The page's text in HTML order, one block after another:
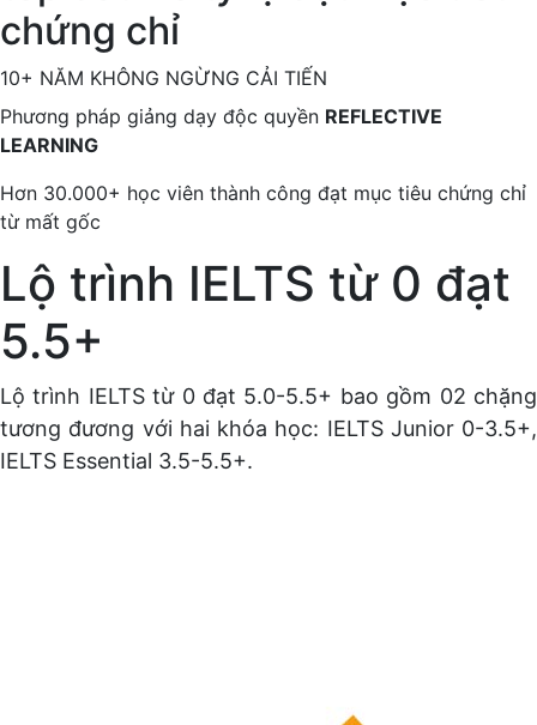
chứng chỉ
10+ NĂM KHÔNG NGỪNG CẢI TIẾN
Phương pháp giảng dạy độc quyền REFLECTIVE
LEARNING
Hơn 30.000+ học viên thành công đạt mục tiêu chứng chỉ
từ mất gốc
Lộ trình IELTS từ 0 đạt
5.5+
Lộ trình IELTS từ 0 đạt 5.0-5.5+ bao gồm 02 chặng
tương đương với hai khóa học: IELTS Junior 0-3.5+,
IELTS Essential 3.5-5.5+.